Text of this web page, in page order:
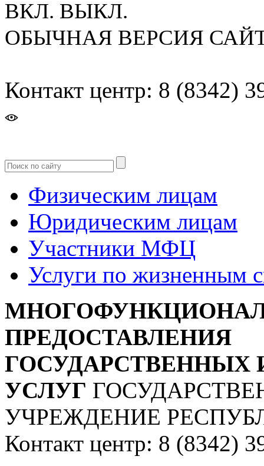
ВКЛ. ВЫКЛ.
ОБЫЧНАЯ ВЕРСИЯ
Контакт центр: 8 (8342)
Физическим лицам
Юридическим лицам
Участники МФЦ
Услуги по жизненным
ПРЕДОСТАВЛЕНИЯ
УСЛУГ
УЧРЕЖДЕНИЕ
Контакт центр: 8 (8342)